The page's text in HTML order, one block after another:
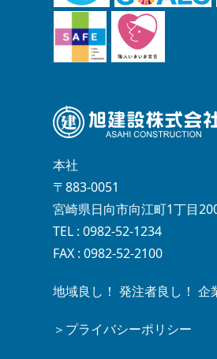
本社
〒883-0051
宮崎県日向市向江町1丁目
TEL : 0982-52-1234
FAX : 0982-52-2100
地域良し！ 発注者良し！ 企
＞プライバシーポリシー